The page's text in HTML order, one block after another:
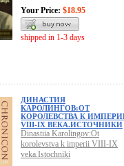
Your Price: $18.95
shipped in 1-3 days
ДИНАСТИЯ
КАРОЛИНГОВ:ОТ
КОРОЛЕВСТВА К
VIII-IX ВЕКА.ИСТОЧНИКИ
Dinastiia Karolingov:Ot
korolevstva k imperii VIII-IX
veka.Istochniki